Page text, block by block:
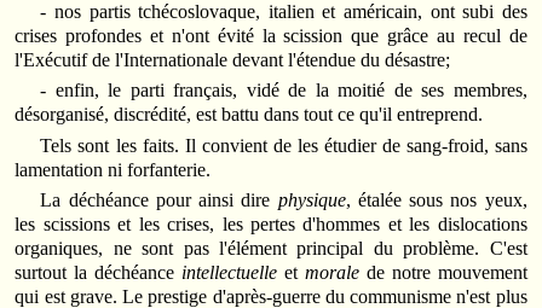
- nos partis tchécoslovaque, italien et américain, ont subi des
crises profondes et n'ont évité la scission que grâce au recul de
l'Exécutif de l'Internationale devant l'étendue du désastre;
- enfin, le parti français, vidé de la moitié de ses membres,
désorganisé, discrédité, est battu dans tout ce qu'il entreprend.
Tels sont les faits. Il convient de les étudier de sang-froid, sans
lamentation ni forfanterie.
La déchéance pour ainsi dire physique, étalée sous nos yeux,
les scissions et les crises, les pertes d'hommes et les dislocations
organiques, ne sont pas l'élément principal du problème. C'est
surtout la déchéance intellectuelle et moralede notre mouvement
qui est grave. Le prestige d'après-guerre du communisme n'est plus